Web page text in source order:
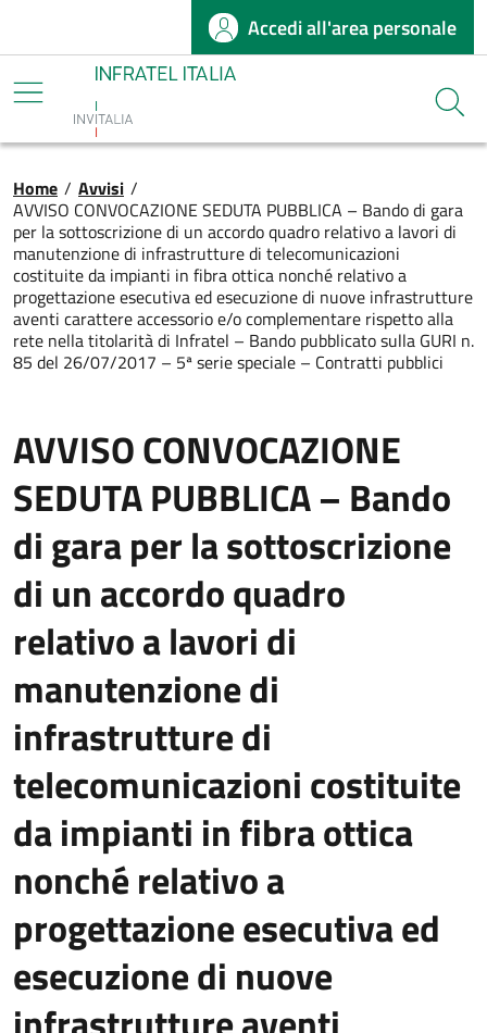
Salta al contenuto principaleAccedi all'area personale
Infratel
Briciole di pane
Home / Avvisi /
AVVISO CONVOCAZIONE SEDUTA PUBBLICA – Bando di gara
per la sottoscrizione di un accordo quadro relativo a lavori di
manutenzione di infrastrutture di telecomunicazioni
costituite da impianti in fibra ottica nonché relativo a
progettazione esecutiva ed esecuzione di nuove infrastrutture
aventi carattere accessorio e/o complementare rispetto alla
rete nella titolarità di Infratel – Bando pubblicato sulla GURI n.
85 del 26/07/2017 – 5ª serie speciale – Contratti pubblici
AVVISO CONVOCAZIONE
SEDUTA PUBBLICA – Bando
di gara per la sottoscrizione
di un accordo quadro
relativo a lavori di
manutenzione di
infrastrutture di
telecomunicazioni costituite
da impianti in fibra ottica
nonché relativo a
progettazione esecutiva ed
esecuzione di nuove